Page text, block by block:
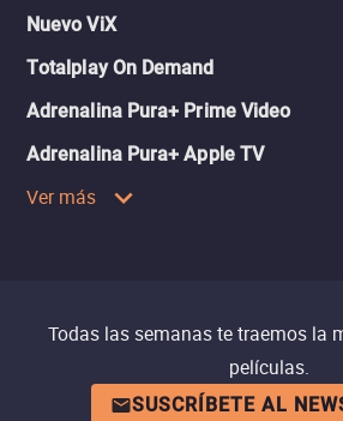
Nuevo ViX
Totalplay On Demand
Adrenalina Pura+ Prime Video
Adrenalina Pura+ Apple TV
Ver más
Todas las semanas te traemos la
películas.
SUSCRÍBETE AL